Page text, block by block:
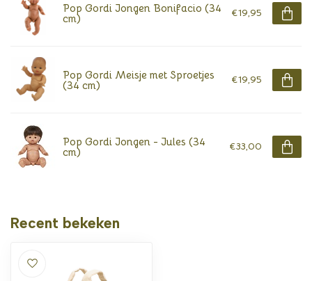
Pop Gordi Jongen Bonifacio (34
cm) €19,95
Pop Gordi Meisje met Sproetjes
(34 cm) €19,95
Pop Gordi Jongen - Jules (34
cm) €33,00
Recent bekeken